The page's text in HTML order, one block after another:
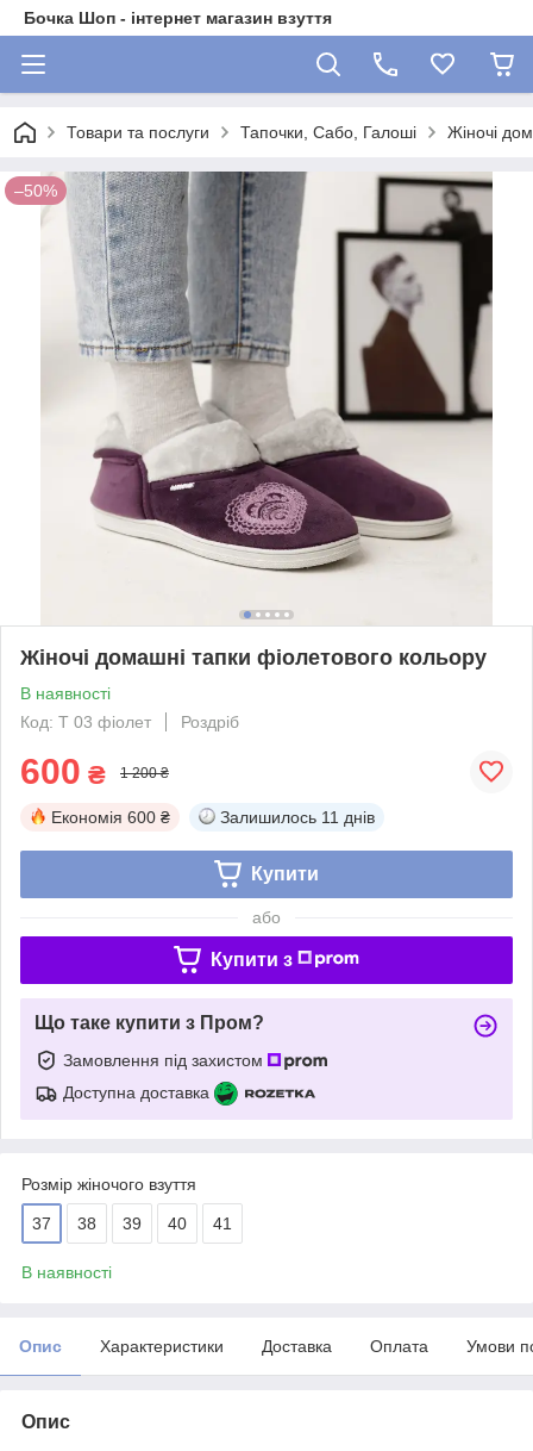
Бочка Шоп - інтернет магазин взуття
Товари та послуги Тапочки, Сабо, Галоші Жіночі
–50%
Жіночі домашні тапки фіолетового кольору
В наявності
Код: Т 03 фіолет
Роздріб
600 ₴ 1 200 ₴
Економія 600 ₴ Залишилось 11 днів
Купити
або
Купити з
Що таке купити з Пром?
Замовлення під захистом
Доступна доставка
Розмір жіночого взуття
37 38 39 40 41
В наявності
Опис Характеристики Доставка Оплата Умови
Опис